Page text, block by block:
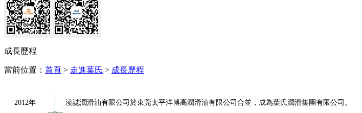
成長歷程
當前位置： 首頁 > 走進葉氏 > 成長歷程
2012年 淩誌潤滑油有限公司於東莞太平洋博高潤滑油有限公司合並，成為葉氏潤滑集團有限公司。